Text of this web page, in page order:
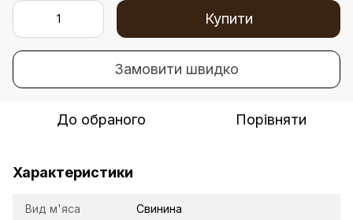
Купити
Замовити швидко
До обраного Порівняти
Характеристики
Вид м'яса Свинина